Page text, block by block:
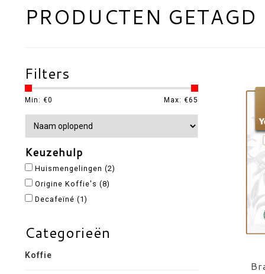
PRODUCTEN
Filters
Min: €0 Max: €65
Keuzehulp
Huismengelingen (2)
Origine Koffie's (8)
Decafeïné (1)
Categorieën
Koffie